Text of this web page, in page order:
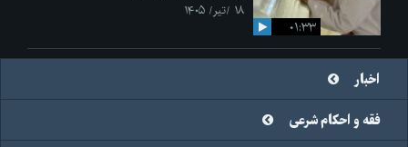
۰۱:۳۳
۱۸ /تیر/ ۱۴۰۵
اخبار
فقه و احکام شرعی